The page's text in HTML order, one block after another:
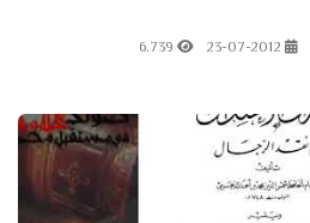
23-07-2012
6.739